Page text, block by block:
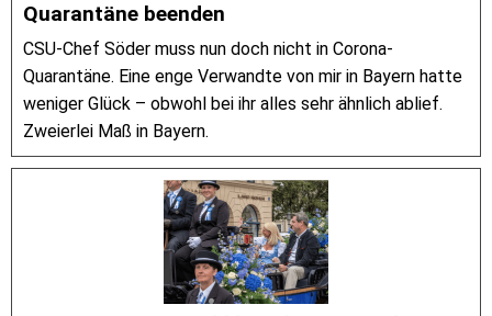
Quarantäne beenden
CSU-Chef Söder muss nun doch nicht in Corona-
Quarantäne. Eine enge Verwandte von mir in Bayern hatte
weniger Glück – obwohl bei ihr alles sehr ähnlich ablief.
Zweierlei Maß in Bayern.